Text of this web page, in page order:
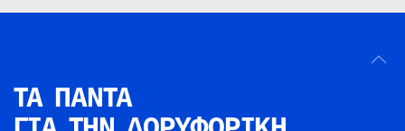
ΤΑ ΠΑΝΤΑ